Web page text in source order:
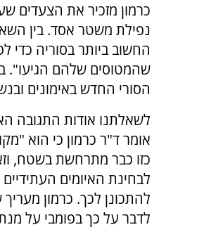
כרמון מזכיר את
נפילת משטר אסד. בין
החשוב ביותר בסוריה
שהמטוסים שלהם הגיעו".
הסורי החדש באימונים
לשאלתנו אודות התגובה
אומר ד"ר כרמון כי הוא
כזו כבר מתרחשת בשטח,
לבחינת האיומים
להתכונן לכך. כרמון
לדבר על כך בפומבי על